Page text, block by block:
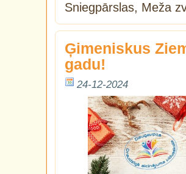
Sniegpārslas, Meža
Ģimeniskus
gadu!
24-12-2024